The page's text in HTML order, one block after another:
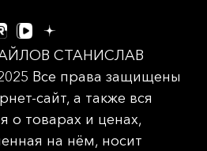
СТАНИСЛАВ
Все права защищены
сайт, а также вся
о товарах и ценах,
на нём, носит